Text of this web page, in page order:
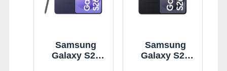
Samsung
Galaxy S26
Samsung
Galaxy S26